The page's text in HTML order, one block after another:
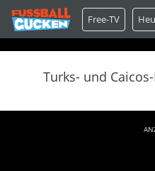
Free-TV
Turks- und